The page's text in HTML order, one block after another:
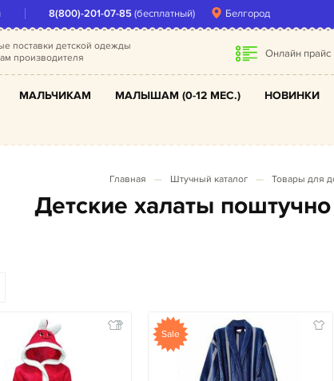
поставки детской одежды
производителя
Онлайн прайс
МАЛЬЧИКАМ МАЛЫШАМ (0-12 МЕС.) НОВИНКИ
Белгород
8(800)-201-07-85(бесплатный)
Главная Штучный каталог Товары для
Детские халаты
Sale